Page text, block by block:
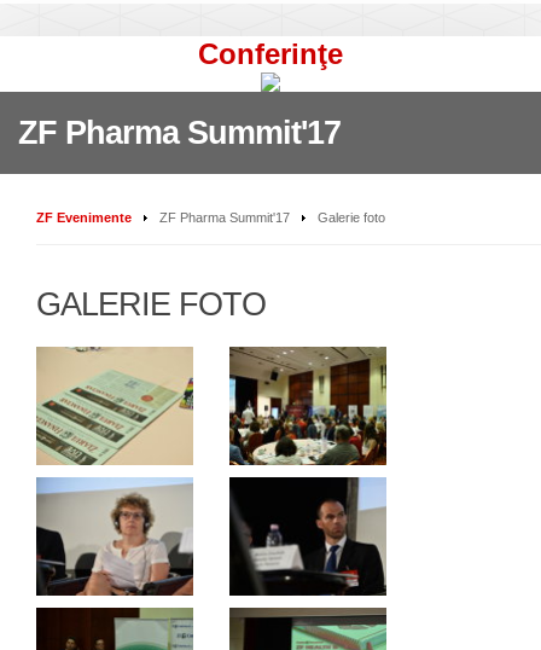
Conferinţe
ZF Pharma Summit'17
ZF Evenimente ZF Pharma Summit'17 Galerie foto
GALERIE FOTO